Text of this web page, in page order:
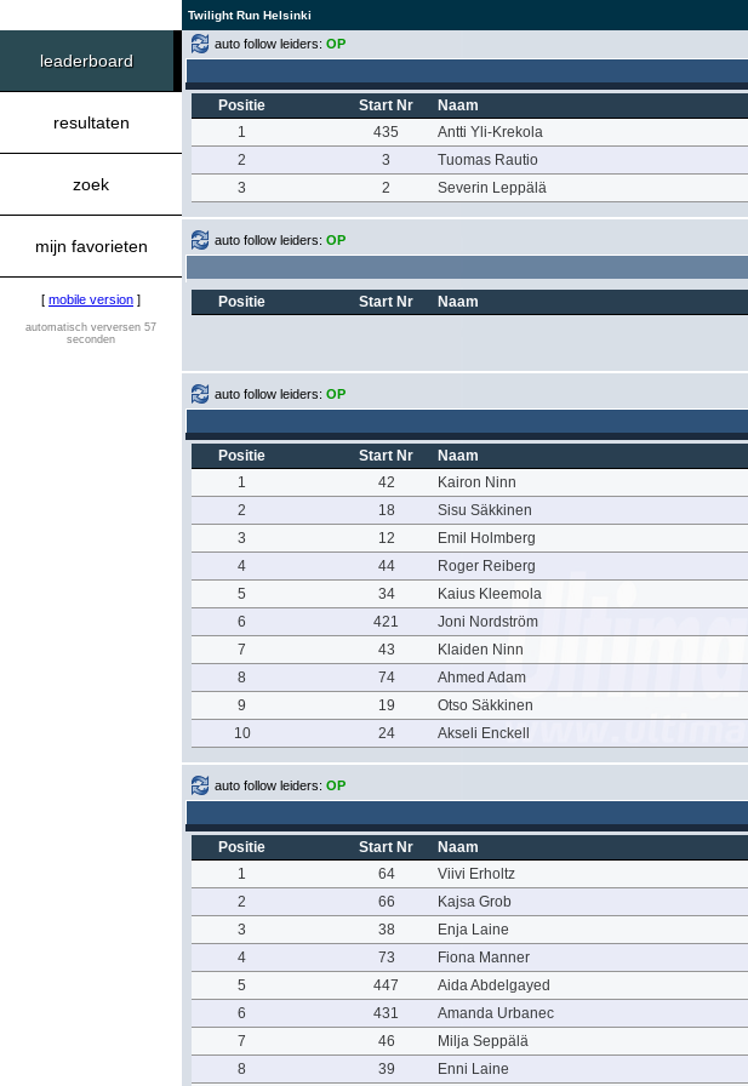
Twilight Run Helsinki
leaderboard
resultaten
zoek
mijn favorieten
[ mobile version ]
automatisch verversen 57
seconden
auto follow leiders: OP
Positie Start Nr Naam
1
435 Antti Yli-Krekola
2
3 Tuomas Rautio
3
2 Severin Leppälä
auto follow leiders: OP
Positie Start Nr Naam
auto follow leiders: OP
Positie Start Nr Naam
1
42 Kairon Ninn
2
18 Sisu Säkkinen
3
12 Emil Holmberg
4
44 Roger Reiberg
5
34 Kaius Kleemola
6
421 Joni Nordström
7
43 Klaiden Ninn
8
74 Ahmed Adam
9
19 Otso Säkkinen
10
24 Akseli Enckell
auto follow leiders: OP
Positie Start Nr Naam
1
64 Viivi Erholtz
2
66 Kajsa Grob
3
38 Enja Laine
4
73 Fiona Manner
5
447 Aida Abdelgayed
6
431 Amanda Urbanec
7
46 Milja Seppälä
8
39 Enni Laine